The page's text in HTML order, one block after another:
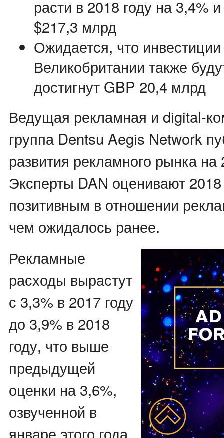
расти в 2018 году на 3,4% и
$217,3 млрд
Ожидается, что
Великобритании также
достигнут GBP 20,4 млрд
Ведущая рекламная и digital-
группа Dentsu Aegis Network
развития рекламного рынка на
Эксперты DAN оценивают
позитивным в отношении
чем ожидалось ранее.
Рекламные
расходы вырастут
с 3,3% в 2017 году
до 3,9% в 2018
году, что выше
предыдущей
оценки на 3,6%,
озвученной в
январе этого года.